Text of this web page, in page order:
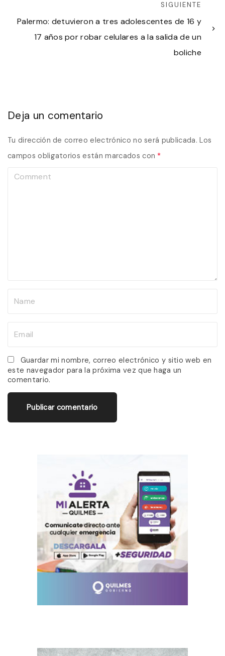
SIGUIENTE
Palermo: detuvieron a tres adolescentes de 16 y
17 años por robar celulares a la salida de un
boliche
Deja un comentario
Tu dirección de correo electrónico no será publicada. Los
campos obligatorios están marcados con *
*
a
i
l
Guardar mi nombre, correo electrónico y sitio web en
este navegador para la próxima vez que haga un
comentario.